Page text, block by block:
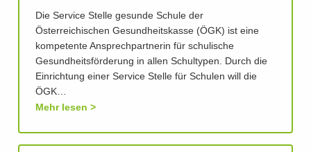
Die Service Stelle gesunde Schule der
Österreichischen Gesundheitskasse (ÖGK) ist eine
kompetente Ansprechpartnerin für schulische
Gesundheitsförderung in allen Schultypen. Durch die
Einrichtung einer Service Stelle für Schulen will die
ÖGK…
Mehr lesen